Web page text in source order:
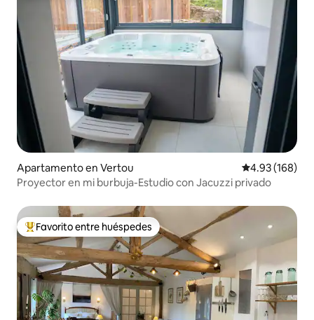
Apartamento en Vertou Calificación
4.93 (168)
Proyector en mi burbuja-Estudio con Jacuzzi privado
Favorito entre huéspedes preferido
Favorito entre huéspedes